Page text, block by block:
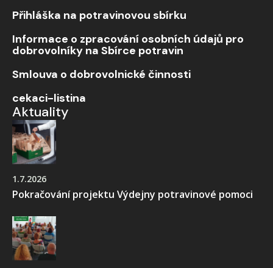
Přihláška na potravinovou sbírku
Informace o zpracování osobních údajů pro
dobrovolníky na Sbírce potravin
Smlouva o dobrovolnické činnosti
cekaci-listina
Aktuality
1.7.2026
Pokračování projektu Výdejny potravinové pomoci